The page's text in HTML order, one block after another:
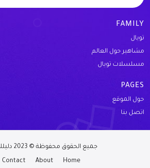
FAMILY
تويال
مشاهير حول العالم
مسلسلات تويال
PAGES
حول الموقع
اتصل بنا
جميع الحقوق محفوظة © 2023 دليلك نيوز
Home
About
Contact